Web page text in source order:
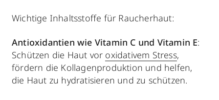
Wichtige Inhaltsstoffe für Raucherhaut:
Antioxidantien wie Vitamin C und Vitamin E:
Schützen die Haut vor oxidativem Stress,
fördern die Kollagenproduktion und helfen,
die Haut zu hydratisieren und zu schützen.